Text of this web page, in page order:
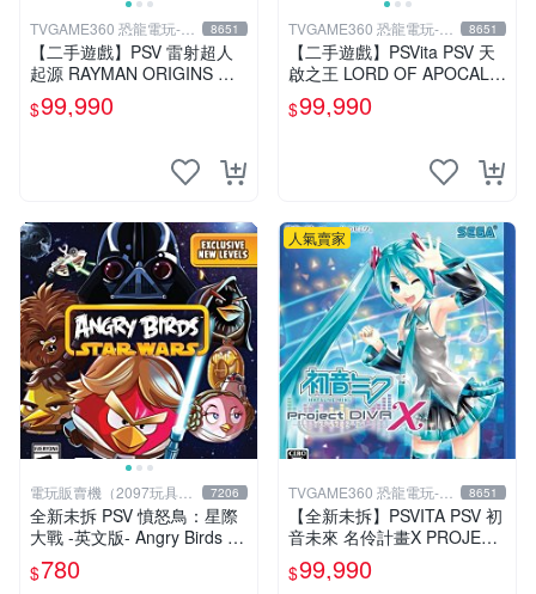
TVGAME360 恐龍電玩-台
中店
8651
【二手遊戲】PSV 雷射超人
起源 RAYMAN ORIGINS 英
文版【台中恐龍電玩】
$99,990
TVGAME360 恐龍電玩-台
中店
8651
【二手遊戲】PSVita PSV 天
啟之王 LORD OF APOCALY
PSE 日文版【台中恐龍電
玩】
$99,990
電玩販賣機（2097玩具公
仔舖
7206
全新未拆 PSV 憤怒鳥：星際
大戰 -英文版- Angry Birds St
ar Wars
$780
人氣賣家
TVGAME360 恐龍電玩-台
中店
8651
【全新未拆】PSVITA PSV 初
音未來 名伶計畫X PROJECT
DIVA X 日文版【台中恐龍電
玩】
$99,990